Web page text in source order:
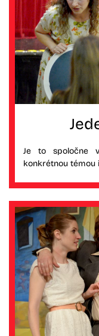
Je to spoločne
konkrétnou témou